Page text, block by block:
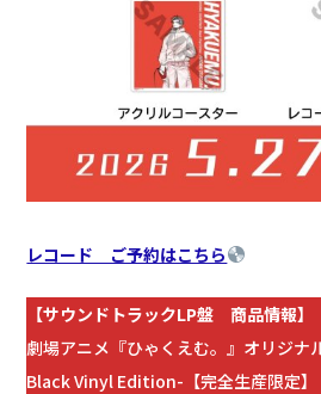
レコード ご予約はこちら
【サウンドトラックLP盤 商品情報】
劇場アニメ『ひゃくえむ。』オリジ
Black Vinyl Edition-【完全生産限定】